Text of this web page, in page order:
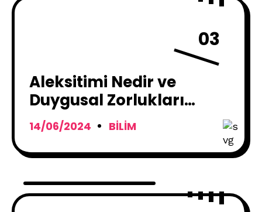
03
Aleksitimi Nedir ve
Duygusal Zorlukları
Aşmak İçin Ne
Yapılabilir?
14/06/2024 BILIM